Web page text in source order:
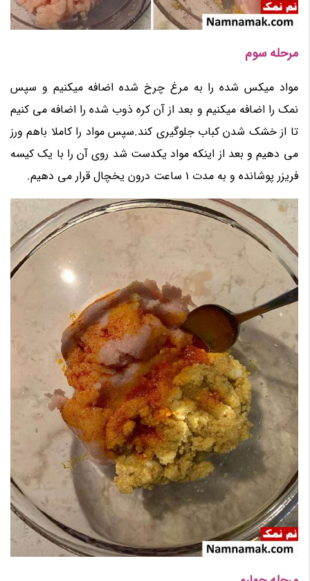
مرحله سوم
مواد میکس شده را به مرغ چرخ شده اضافه میکنیم و سپس
نمک را اضافه میکنیم و بعد از آن کره ذوب شده را اضافه می کنیم
تا از خشک شدن کباب جلوگیری کند.سپس مواد را کاملا باهم ورز
می دهیم و بعد از اینکه مواد یکدست شد روی آن را با یک کیسه
فریزر پوشانده و به مدت 1 ساعت درون یخچال قرار می دهیم.